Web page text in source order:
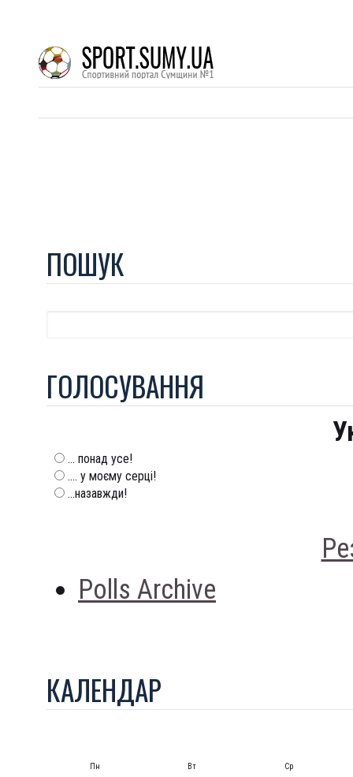
ПОШУК
ГОЛОСУВАННЯ
... понад усе!
.... у моєму серці!
...назавжди!
Polls Archive
КАЛЕНДАР
Пн Вт Ср